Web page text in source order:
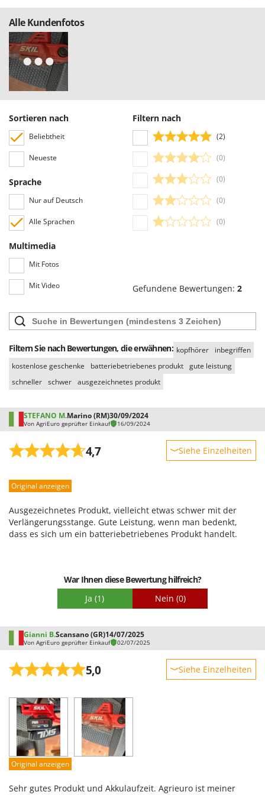
Alle Kundenfotos
Sortieren nach
Beliebtheit
Neueste
Sprache
Nur auf Deutsch
Alle Sprachen
Multimedia
Mit Fotos
Mit Video
Filtern nach
(2)
(0)
(0)
(0)
(0)
Gefundene Bewertungen: 2
Filtern Sie nach Bewertungen, die erwähnen: kopfhörer
inbegriffen
kostenlose geschenke
batteriebetriebenes produkt gute leistung
schneller schwer ausgezeichnetes produkt
STEFANO M.Marino (RM)30/09/2024
Von AgriEuro geprüfter Einkauf 16/09/2024
4,7 Siehe Einzelheiten
Leistung
Qualität / Preis
Schwierigkeitsgrad Zusammenbau
Original anzeigen
Ausgezeichnetes Produkt, vielleicht etwas schwer mit der
Verlängerungsstange. Gute Leistung, wenn man bedenkt,
dass es sich um ein batteriebetriebenes Produkt handelt.
War Ihnen diese Bewertung hilfreich?
Ja (1) Nein (0)
Gianni B.Scansano (GR)14/07/2025
Von AgriEuro geprüfter Einkauf 02/07/2025
5,0 Siehe Einzelheiten
Leistung
Benutzerfreundlichkeit
Qualität / Preis
Schwierigkeitsgrad Zusammenbau
Original anzeigen
Sehr gutes Produkt und Akkulaufzeit. Agrieuro ist meiner